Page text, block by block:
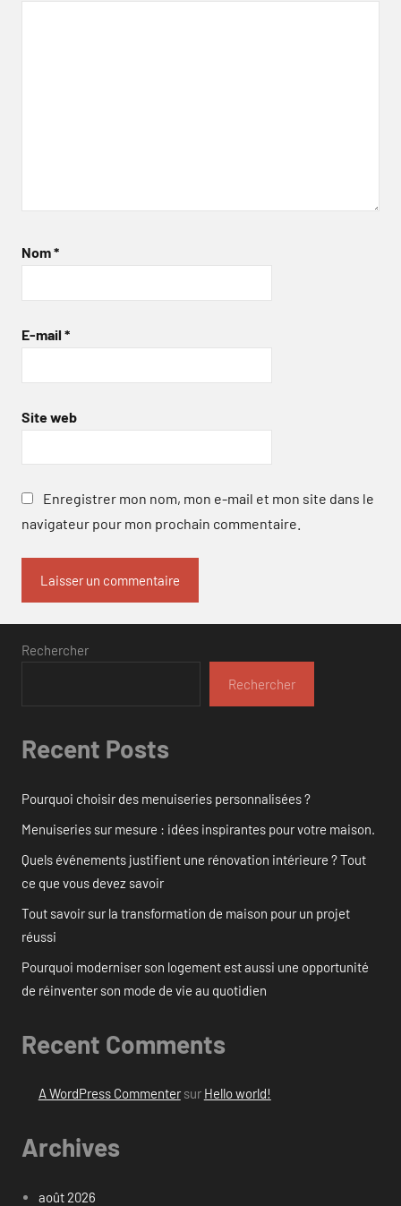
Nom*
E-mail *
Site web
Enregistrer mon nom, mon e-mail et mon site dans le
navigateur pour mon prochain commentaire.
Rechercher
Rechercher
Recent Posts
Pourquoi choisir des menuiseries personnalisées ?
Menuiseries sur mesure : idées inspirantes pour votre maison.
Quels événements justifient une rénovation intérieure ? Tout
ce que vous devez savoir
Tout savoir sur la transformation de maison pour un projet
réussi
Pourquoi moderniser son logement est aussi une opportunité
de réinventer son mode de vie au quotidien
Recent Comments
A WordPress Commentersur Hello world!
Archives
août 2026